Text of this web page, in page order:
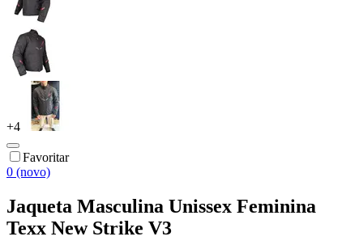
+4
Favoritar
0 (novo)
Jaqueta Masculina Unissex Feminina
Texx New Strike V3